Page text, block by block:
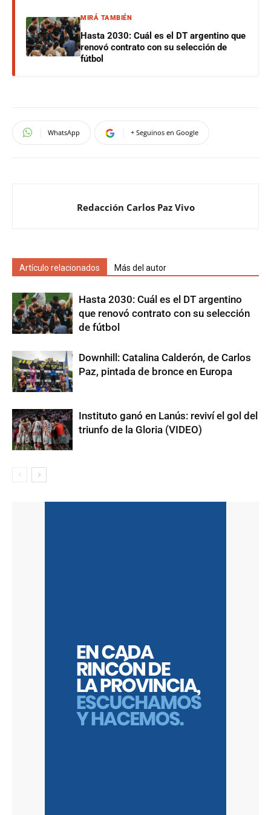
MIRÁ TAMBIÉN
Hasta 2030: Cuál es el DT argentino que
renovó contrato con su selección de
fútbol
WhatsApp + Seguinos en Google
Redacción Carlos Paz Vivo
Artículo relacionados Más del autor
Hasta 2030: Cuál es el DT argentino
que renovó contrato con su selección
de fútbol
Downhill: Catalina Calderón, de Carlos
Paz, pintada de bronce en Europa
Instituto ganó en Lanús: reviví el gol del
triunfo de la Gloria (VIDEO)